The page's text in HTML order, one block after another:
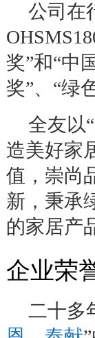
公司在
奖”和“中
奖”、 “绿
全友以“
造美好家
值，崇尚
新，秉承
的家居产
企业荣
二十多